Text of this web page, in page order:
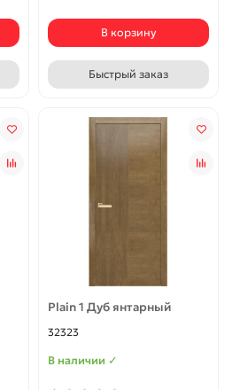
В корзину
Быстрый заказ
Plain 1 Дуб янтарный
32323
В наличии ✓